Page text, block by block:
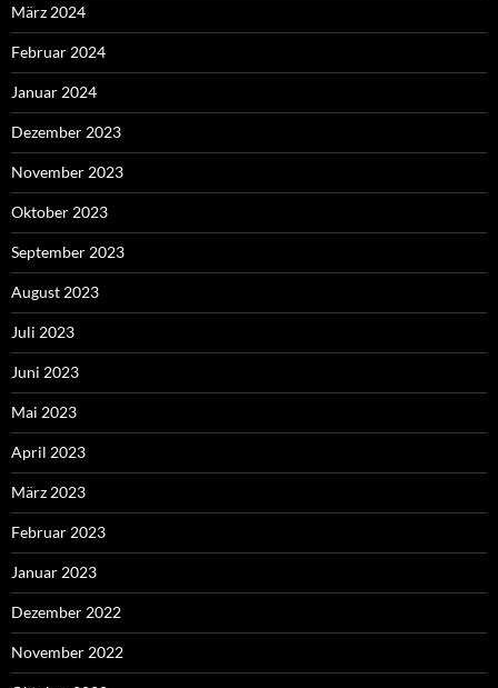
März 2024
Februar 2024
Januar 2024
Dezember 2023
November 2023
Oktober 2023
September 2023
August 2023
Juli 2023
Juni 2023
Mai 2023
April 2023
März 2023
Februar 2023
Januar 2023
Dezember 2022
November 2022